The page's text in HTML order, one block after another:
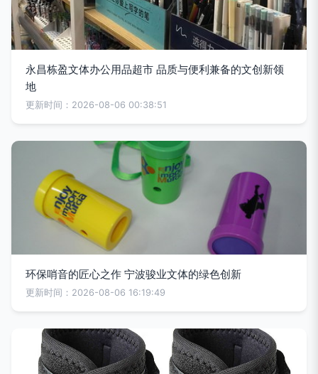
永昌栋盈文体办公用品超市 品质与便利兼备的文创新领
地
更新时间：2026-08-06 00:38:51
环保哨音的匠心之作 宁波骏业文体的绿色创新
更新时间：2026-08-06 16:19:49